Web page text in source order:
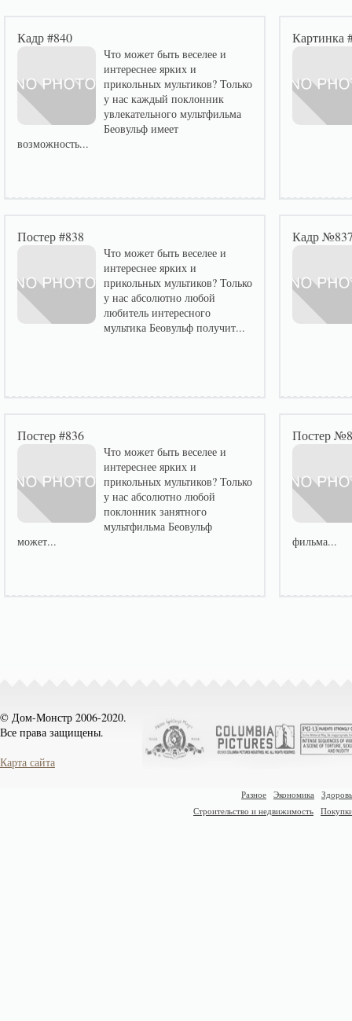
Кадр #840
Что может быть веселее и
интереснее ярких и
прикольных мультиков? Только
у нас каждый поклонник
увлекательного мультфильма
Беовульф имеет
возможность...
Картинка
Постер #838
Что может быть веселее и
интереснее ярких и
прикольных мультиков? Только
у нас абсолютно любой
любитель интересного
мультика Беовульф получит...
Кадр
Постер #836
Что может быть веселее и
интереснее ярких и
прикольных мультиков? Только
у нас абсолютно любой
поклонник занятного
мультфильма Беовульф
может...
Постер
фильма...
© Дом-Монстр 2006-2020.
Все права защищены.
Карта сайта
Разное Экономика
Строительство и недвижимость